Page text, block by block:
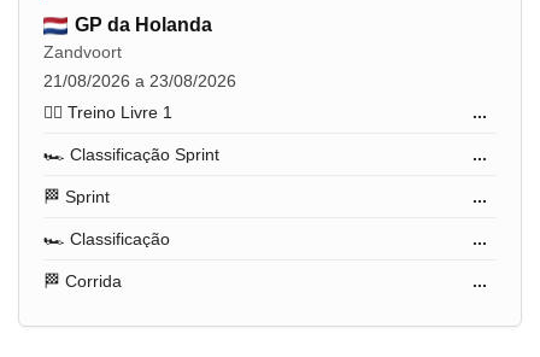
GP da Holanda
Zandvoort
21/08/2026 a 23/08/2026
🏋️‍♂️ Treino Livre 1
...
🏎️ Classificação Sprint ...
🏁 Sprint ...
🏎️ Classificação ...
🏁 Corrida ...